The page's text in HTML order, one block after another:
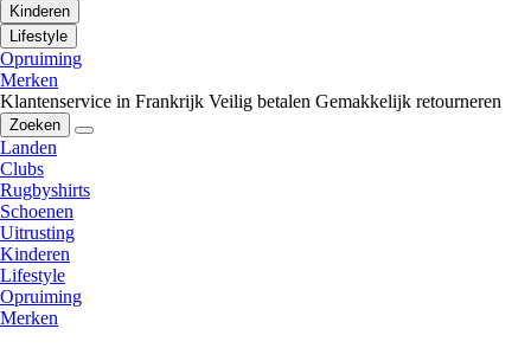
Kinderen
Lifestyle
Opruiming
Merken
Klantenservice in Frankrijk Veilig betalen Gemakkelijk retourneren
Zoeken
Landen
Clubs
Rugbyshirts
Schoenen
Uitrusting
Kinderen
Lifestyle
Opruiming
Merken